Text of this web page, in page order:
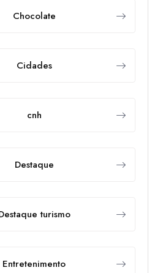
Chocolate
Cidades
cnh
Destaque
turismo
Entretenimento